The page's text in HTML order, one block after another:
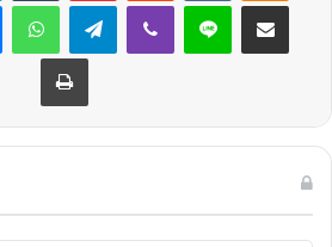
MessengerWhatsAppTelegramViber Line E-Posta ile
Yazdır